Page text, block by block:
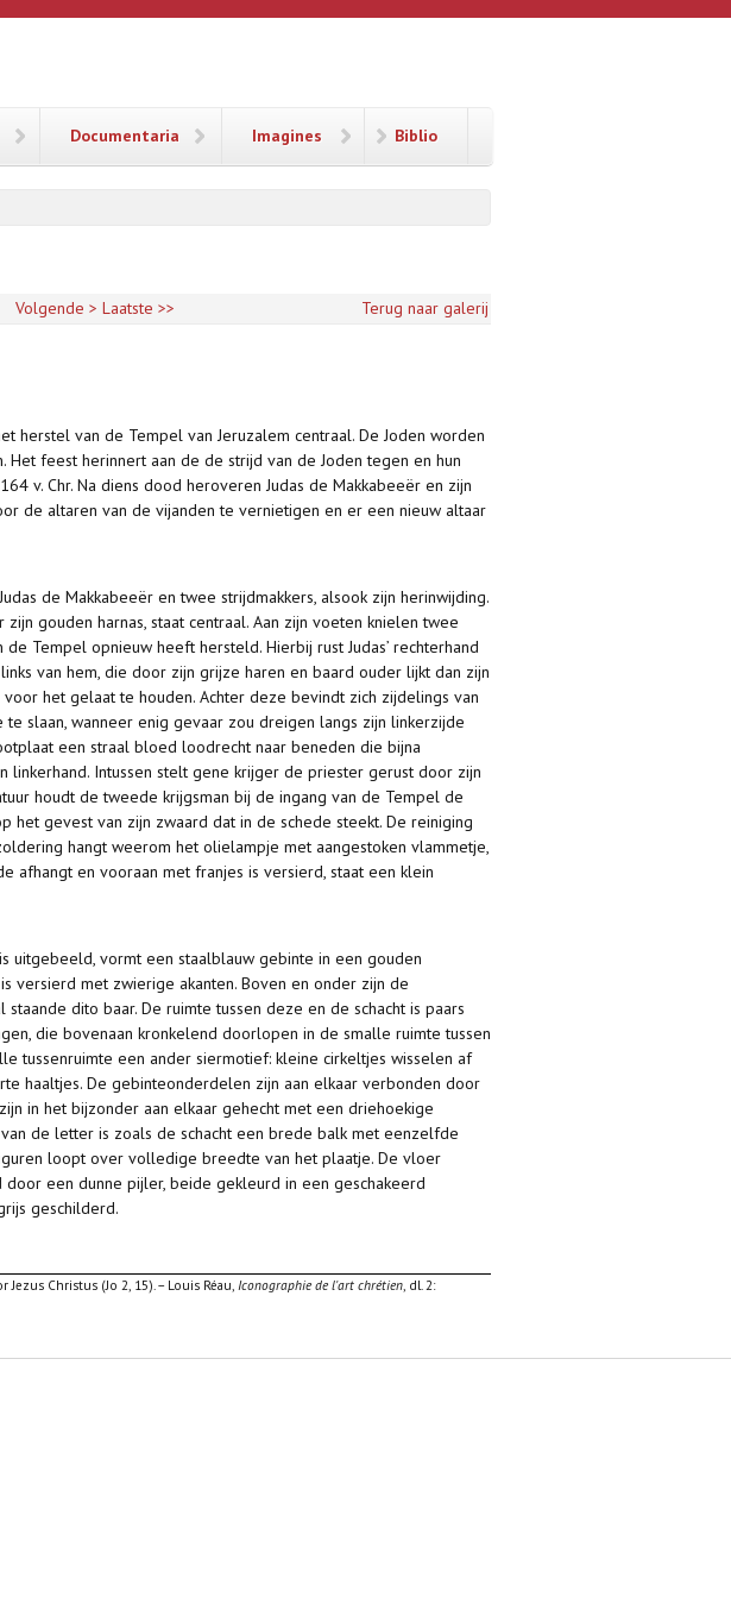
Documentaria Imagines Biblio
Volgende > Laatste >>
Terug naar galerij
herstel van de Tempel van Jeruzalem centraal. De Joden worden
Het feest herinnert aan de de strijd van de Joden tegen en hun
v. Chr. Na diens dood heroveren Judas de Makkabeeër en zijn
de altaren van de vijanden te vernietigen en er een nieuw altaar
de Makkabeeër en twee strijdmakkers, alsook zijn herinwijding.
gouden harnas, staat centraal. Aan zijn voeten knielen twee
Tempel opnieuw heeft hersteld. Hierbij rust Judas’ rechterhand
van hem, die door zijn grijze haren en baard ouder lijkt dan zijn
het gelaat te houden. Achter deze bevindt zich zijdelings van
slaan, wanneer enig gevaar zou dreigen langs zijn linkerzijde
een straal bloed loodrecht naar beneden die bijna
linkerhand. Intussen stelt gene krijger de priester gerust door zijn
houdt de tweede krijgsman bij de ingang van de Tempel de
het gevest van zijn zwaard dat in de schede steekt. De reiniging
hangt weerom het olielampje met aangestoken vlammetje,
afhangt en vooraan met franjes is versierd, staat een klein
uitgebeeld, vormt een staalblauw gebinte in een gouden
versierd met zwierige akanten. Boven en onder zijn de
dito baar. De ruimte tussen deze en de schacht is paars
die bovenaan kronkelend doorlopen in de smalle ruimte tussen
tussenruimte een ander siermotief: kleine cirkeltjes wisselen af
haaltjes. De gebinteonderdelen zijn aan elkaar verbonden door
in het bijzonder aan elkaar gehecht met een driehoekige
de letter is zoals de schacht een brede balk met eenzelfde
loopt over volledige breedte van het plaatje. De vloer
een dunne pijler, beide gekleurd in een geschakeerd
geschilderd.
Christus (Jo 2, 15). – Louis Réau, Iconographie de l'art chrétien, dl. 2: